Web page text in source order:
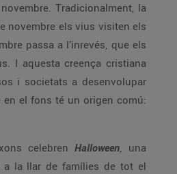
Tradicionalment, la
novembre els vius visiten els
passa a l’inrevés, que els
I aquesta creença cristiana
i societats a desenvolupar
en el fons té un origen comú:
celebren Halloween, una
a la llar de famílies de tot el